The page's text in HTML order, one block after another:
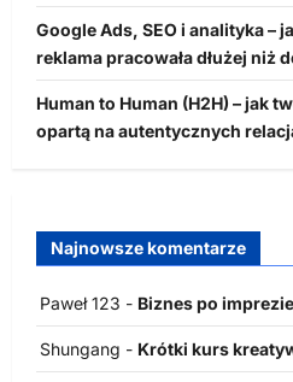
Google Ads, SEO i analityka –
reklama pracowała dłużej niż
Human to Human (H2H) – jak
opartą na autentycznych
Najnowsze komentarze
Paweł 123 - Biznes po imprezie
Shungang - Krótki kurs